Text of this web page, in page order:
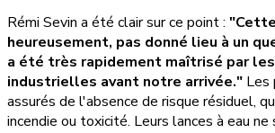
Rémi Sevin a été clair sur ce point :
heureusement, pas donné lieu à un
a été très rapidement maîtrisé par
industrielles avant notre arrivée." Les
assurés de l'absence de risque résiduel,
incendie ou toxicité. Leurs lances à eau